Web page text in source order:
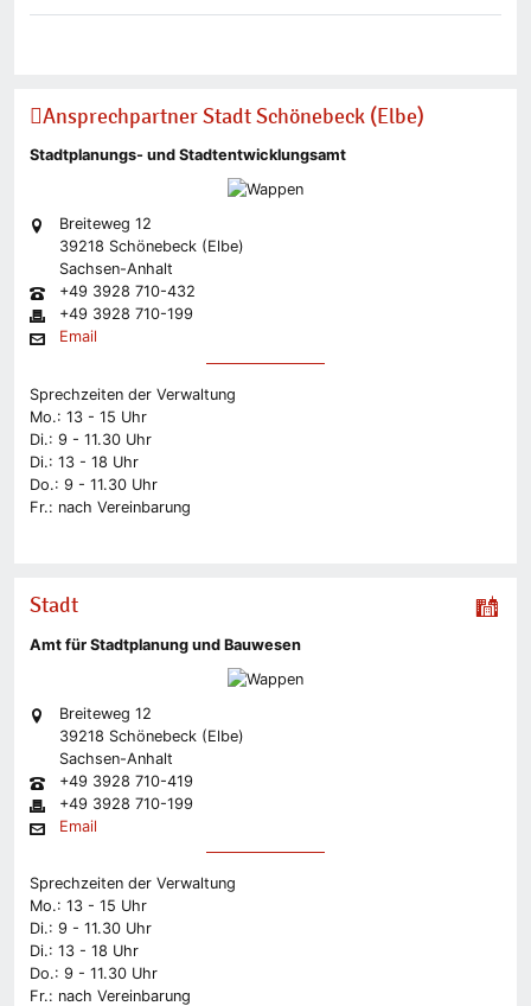
Ansprechpartner Stadt Schönebeck (Elbe)
Stadtplanungs- und Stadtentwicklungsamt
Breiteweg 12
39218 Schönebeck (Elbe)
Sachsen-Anhalt
+49 3928 710-432
+49 3928 710-199
Email
Sprechzeiten der Verwaltung
Mo.: 13 - 15 Uhr
Di.: 9 - 11.30 Uhr
Di.: 13 - 18 Uhr
Do.: 9 - 11.30 Uhr
Fr.: nach Vereinbarung
Stadt
Amt für Stadtplanung und Bauwesen
Breiteweg 12
39218 Schönebeck (Elbe)
Sachsen-Anhalt
+49 3928 710-419
+49 3928 710-199
Email
Sprechzeiten der Verwaltung
Mo.: 13 - 15 Uhr
Di.: 9 - 11.30 Uhr
Di.: 13 - 18 Uhr
Do.: 9 - 11.30 Uhr
Fr.: nach Vereinbarung